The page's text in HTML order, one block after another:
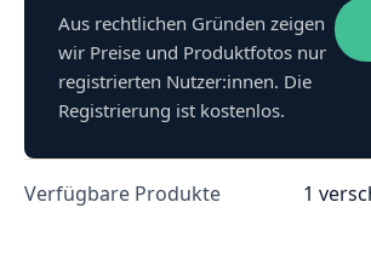
Aus rechtlichen Gründen zeigen
wir Preise und Produktfotos nur
registrierten Nutzer:innen. Die
Registrierung ist kostenlos.
Verfügbare Produkte 1